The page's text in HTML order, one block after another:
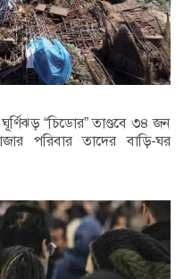
“চিডোর” তাণ্ডবে ৩৪ জন
পরিবার তাদের বাড়ি-ঘর